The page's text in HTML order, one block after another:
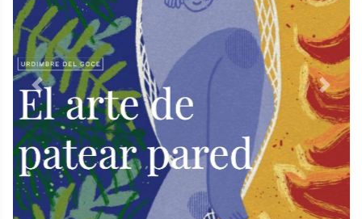
Previous Next